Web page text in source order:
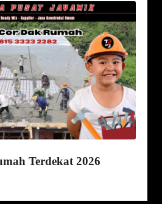
Terdekat 2026